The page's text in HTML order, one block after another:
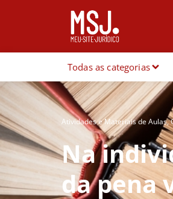
Todas as categorias
Atividades e Materiais de Aulas,
Na
da pena